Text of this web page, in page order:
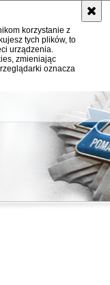
korzystanie z
tych plików, to
urządzenia.
zmieniając
oznacza